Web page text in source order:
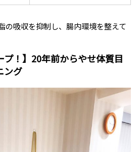
の吸収を抑制し、腸内環境を整えて
プ！】20年前からやせ体質目
ング